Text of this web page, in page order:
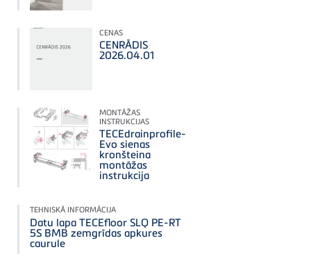
CENAS
CENRĀDIS
2026.04.01
MONTĀŽAS
INSTRUKCIJAS
TECEdrainprofile-
Evo sienas
kronšteina
montāžas
instrukcija
TEHNISKĀ INFORMĀCIJA
Datu lapa TECEfloor SLQ PE-RT
5S BMB zemgrīdas apkures
caurule